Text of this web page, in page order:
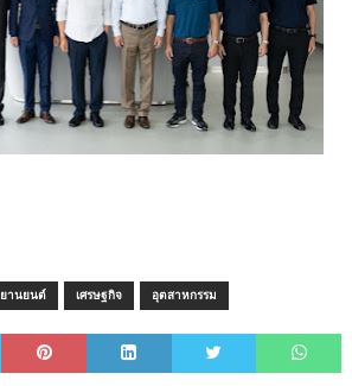
ยานยนต์ เศรษฐกิจ อุตสาหกรรม